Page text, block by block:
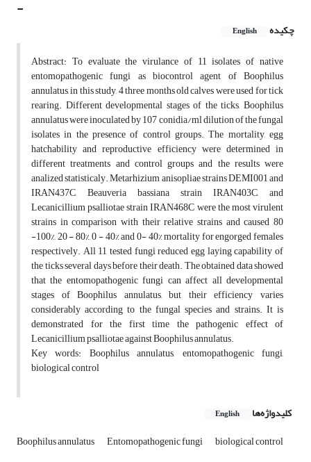
-
چکیده English
Abstract: To evaluate the virulance of 11 isolates of native
entomopathogenic fungi as biocontrol agent of Boophilus
annulatus, in this study, 4 three months old calves were used for tick
rearing. Different developmental stages of the ticks, Boophilus
annulatus were inoculated by 107 conidia/ml dilution of the fungal
isolates in the presence of control groups. The mortality, egg
hatchability and reproductive efficiency were determined in
different treatments and control groups and the results were
analized statisticaly. Metarhizium anisopliae strains DEMI001 and
IRAN437C, Beauveria bassiana strain IRAN403C, and
Lecanicillium psalliotae strain IRAN468C were the most virulent
strains in comparison with their relative strains and caused 80
-100%, 20 - 80%, 0 - 40% and 0- 40% mortality for engorged females
respectively. All 11 tested fungi reduced egg laying capability of
the ticks several days before their death. The obtained data showed
that the entomopathogenic fungi can affect all developmental
stages of Boophilus annulatus, but their efficiency varies
considerably according to the fungal species and strains. It is
demonstrated for the first time the pathogenic effect of
Lecanicillium psalliotae against Boophilus annulatus.
Key words: Boophilus annulatus, entomopathogenic fungi,
biological control
کلیدواژه‌ها English
Boophilus annulatus Entomopathogenic fungi biological control